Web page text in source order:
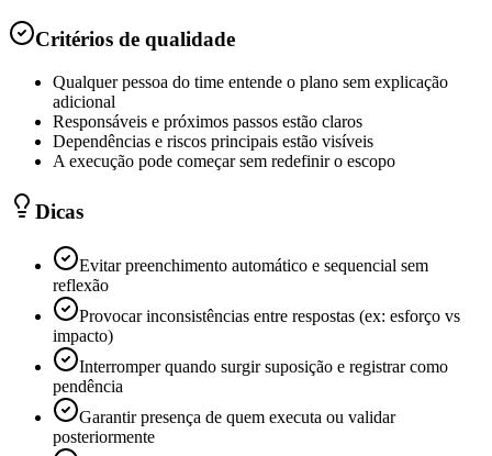
Critérios de qualidade
Qualquer pessoa do time entende o plano sem explicação
adicional
Responsáveis e próximos passos estão claros
Dependências e riscos principais estão visíveis
A execução pode começar sem redefinir o escopo
Dicas
Evitar preenchimento automático e sequencial sem
reflexão
Provocar inconsistências entre respostas (ex: esforço vs
impacto)
Interromper quando surgir suposição e registrar como
pendência
Garantir presença de quem executa ou validar
posteriormente